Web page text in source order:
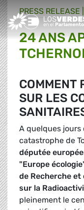
Greens/EFA Home
PRESS RELEASE |
24 ANS
COMMENT
SUR LES
A quelques jours
catastrophe de
députée
"Europe
de Recherche
sur la
pleinement le